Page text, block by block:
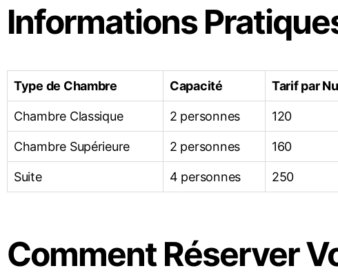
Informations
Type de Chambre Capacité Tarif par
Chambre Classique 2 personnes 120
Chambre Supérieure 2 personnes 160
Suite 4 personnes 250
Comment Réserver